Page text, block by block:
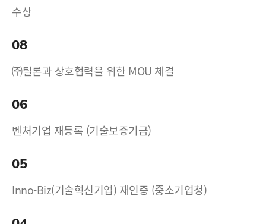
수상
08
㈜틸론과 상호협력을 위한 MOU 체결
06
벤처기업 재등록 (기술보증기금)
05
Inno-Biz(기술혁신기업) 재인증 (중소기업청)